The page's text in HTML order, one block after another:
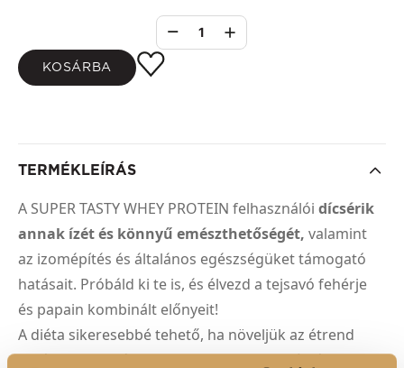
1
KOSÁRBA
TERMÉKLEÍRÁS
A SUPER TASTY WHEY PROTEIN felhasználói dícsérik
annak ízét és könnyű emészthetőségét, valamint
az izomépítés és általános egészségüket támogató
hatásait. Próbáld ki te is, és élvezd a tejsavó fehérje
és papain kombinált előnyeit!
A diéta sikeresebbé tehető, ha növeljük az étrend
fehérje tartalmát, miközben kevesebb zsírt és